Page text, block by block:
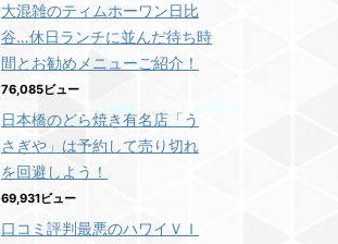
大混雑のティムホーワン日比
谷…休日ランチに並んだ待ち時
間とお勧めメニューご紹介！
76,085ビュー
日本橋のどら焼き有名店「う
さぎや」は予約して売り切れ
を回避しよう！
69,931ビュー
口コミ評判最悪のハワイＶＩ